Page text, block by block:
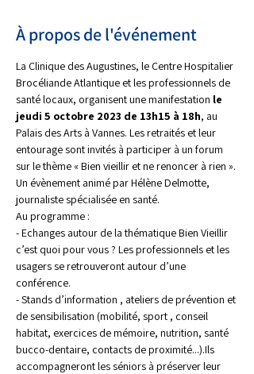
À propos de l'événement
La Clinique des Augustines, le Centre Hospitalier
Brocéliande Atlantique et les professionnels de
santé locaux, organisent une manifestation le
jeudi 5 octobre 2023 de 13h15 à 18h, au
Palais des Arts à Vannes. Les retraités et leur
entourage sont invités à participer à un forum
sur le thème « Bien vieillir et ne renoncer à rien ».
Un évènement animé par Hélène Delmotte,
journaliste spécialisée en santé.
Au programme :
- Echanges autour de la thématique Bien Vieillir
c’est quoi pour vous ? Les professionnels et les
usagers se retrouveront autour d’une
conférence.
- Stands d’information , ateliers de prévention et
de sensibilisation (mobilité, sport , conseil
habitat, exercices de mémoire, nutrition, santé
bucco-dentaire, contacts de proximité...).Ils
accompagneront les séniors à préserver leur